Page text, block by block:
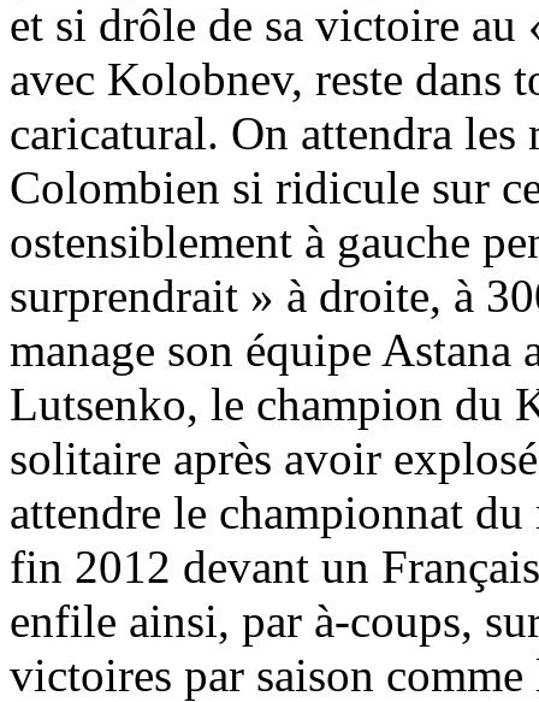
et si drôle de sa victoire au
avec Kolobnev, reste dans
caricatural. On attendra
Colombien si ridicule sur
ostensiblement à gauche
surprendrait » à droite, à
manage son équipe Astana
Lutsenko, le champion du
solitaire après avoir
attendre le championnat
fin 2012 devant un
enfile ainsi, par à-coups,
victoires par saison